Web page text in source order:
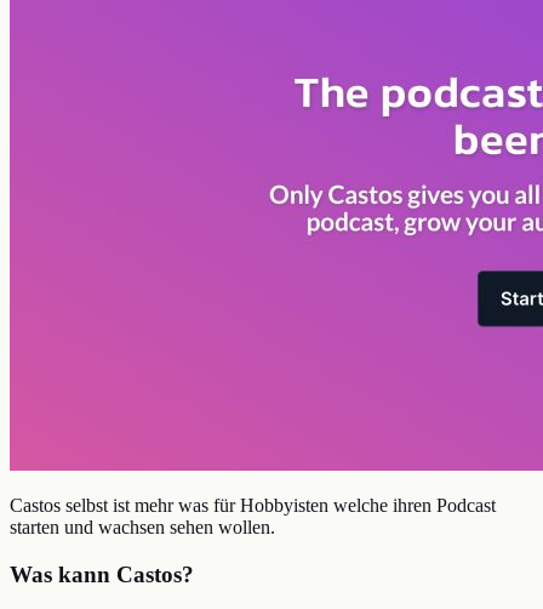
Castos selbst ist mehr was für Hobbyisten welche ihren Podcast
starten und wachsen sehen wollen.
Was kann Castos?